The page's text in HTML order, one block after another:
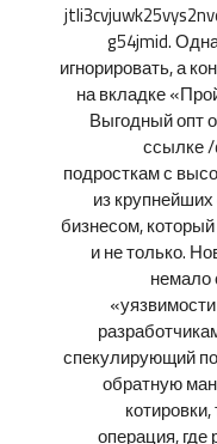
g54jmid.
игнорировать, а
на вкладке
Выгодный опт
ссылке
подросткам с
из
бизнесом,
и не только.
немало
спекулирующий
обратную
операция,